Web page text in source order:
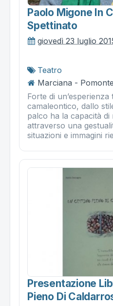
Paolo Migone In
Spettinato
giovedì 23 luglio
Teatro
Marciana - Pomonte
Forte di un’esperienza
camaleontico, dallo
palco ha la capacità di
attraverso una
situazioni e immagini
Presentazione
Pieno Di